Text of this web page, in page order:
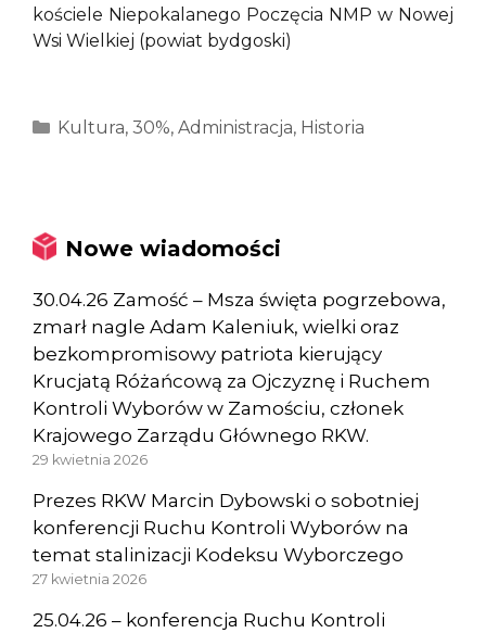
kościele Niepokalanego Poczęcia NMP w Nowej
Wsi Wielkiej (powiat bydgoski)
Kategorie
Kultura, 30%, Administracja, Historia
Nowe wiadomości
30.04.26 Zamość – Msza święta pogrzebowa,
zmarł nagle Adam Kaleniuk, wielki oraz
bezkompromisowy patriota kierujący
Krucjatą Różańcową za Ojczyznę i Ruchem
Kontroli Wyborów w Zamościu, członek
Krajowego Zarządu Głównego RKW.
29 kwietnia 2026
Prezes RKW Marcin Dybowski o sobotniej
konferencji Ruchu Kontroli Wyborów na
temat stalinizacji Kodeksu Wyborczego
27 kwietnia 2026
25.04.26 – konferencja Ruchu Kontroli